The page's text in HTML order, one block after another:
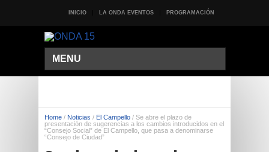
INICIO LA ONDA EVENTOS PROGRAMACIÓN
MENU
Home / Noticias / El Campello / Se abre el plazo de
presentación de sugerencias a los cambios introducidos en el
“Consejo Social” de El Campello, que pasa a denominarse
“Consejo de Ciudad”